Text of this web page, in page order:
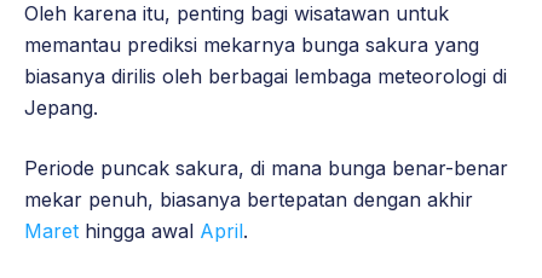
Oleh karena itu, penting bagi wisatawan untuk
memantau prediksi mekarnya bunga sakura yang
biasanya dirilis oleh berbagai lembaga meteorologi di
Jepang.
Periode puncak sakura, di mana bunga benar-benar
mekar penuh, biasanya bertepatan dengan akhir
Maret hingga awal April.